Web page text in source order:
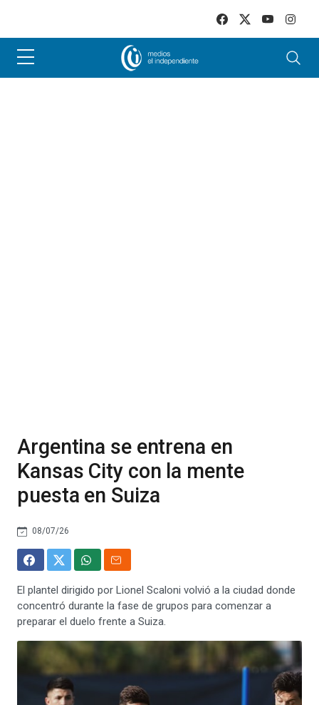
Argentina se entrena en
Kansas City con la mente
puesta en Suiza
08/07/26
El plantel dirigido por Lionel Scaloni volvió a la ciudad donde
concentró durante la fase de grupos para comenzar a
preparar el duelo frente a Suiza.